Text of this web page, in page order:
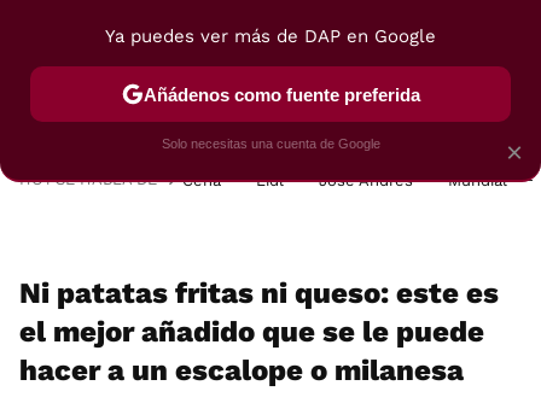
POSTRES VIAJES SELECCIÓN VEGUI
HOY SE HABLA DE Cena Lidl José Andrés Mundial
Ni patatas fritas ni queso: este es
el mejor añadido que se le puede
hacer a un escalope o milanesa
×
Ya puedes ver más de DAP en Google
Añádenos como fuente preferida
Solo necesitas una cuenta de Google